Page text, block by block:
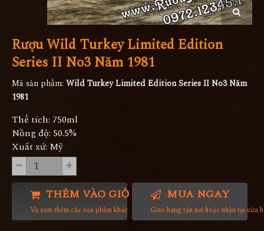
Rượu Wild Turkey Limited Edition
Series II No3 Năm 1981
Mã sản phẩm: Wild Turkey Limited Edition Series II No3 Năm
1981
Thể tích: 750ml
Nồng độ: 50.5%
Xuất xứ: Mỹ
THÊM VÀO GIỎ HÀNG
Và xem thêm các sản phẩm khác
MUA NGAY
Giao hàng tận nơi hoặc nhận tại cửa